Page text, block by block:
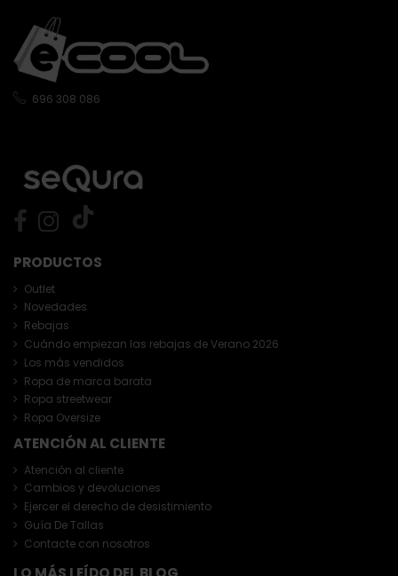
PRODUCTOS
Outlet
Novedades
Rebajas
Cuándo empiezan las rebajas de Verano 2026
Los más vendidos
Ropa de marca barata
Ropa streetwear
Ropa Oversize
ATENCIÓN AL CLIENTE
Atención al cliente
Cambios y devoluciones
Ejercer el derecho de desistimiento
Guía De Tallas
Contacte con nosotros
696 308 086